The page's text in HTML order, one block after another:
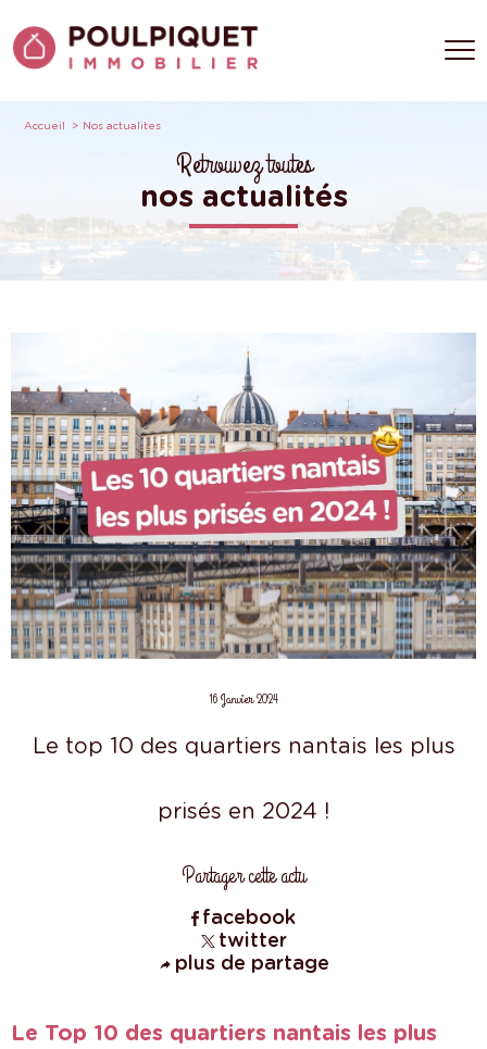
Accueil Nos actualites
Retrouvez toutes
nos actualités
16 Janvier 2024
Le top 10 des quartiers nantais les plus
prisés en 2024 !
Partager cette actu
facebook
twitter
plus de partage
Le Top 10 des quartiers nantais les plus